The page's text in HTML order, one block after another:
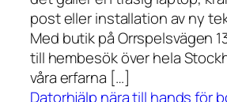
post eller installation av ny
Med butik på Orrspelsvägen
till hembesök över hela
våra erfarna […]
Datorhjälp nära till hands för